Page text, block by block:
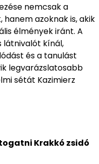
nemcsak a
azoknak is, akik
élmények iránt. A
látnivalót kínál,
és a tanulást
legvarázslatosabb
sétát Kazimierz
Krakkó zsidó